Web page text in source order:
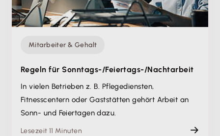
Mitarbeiter & Gehalt
Regeln für Sonntags-/Feiertags-/Nachtarbeit
In vielen Betrieben z. B. Pflegediensten,
Fitnesscentern oder Gaststätten gehört Arbeit an
Sonn- und Feiertagen dazu.
Lesezeit 11 Minuten